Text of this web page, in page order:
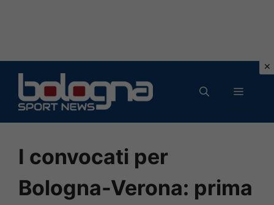
contenuto
MENU
I convocati per
Bologna-Verona: prima